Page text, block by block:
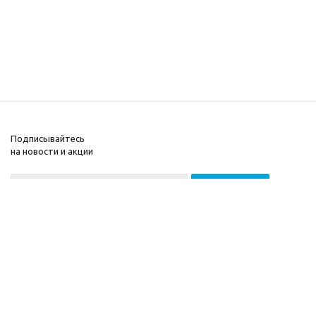
Подписывайтесь
на новости и акции